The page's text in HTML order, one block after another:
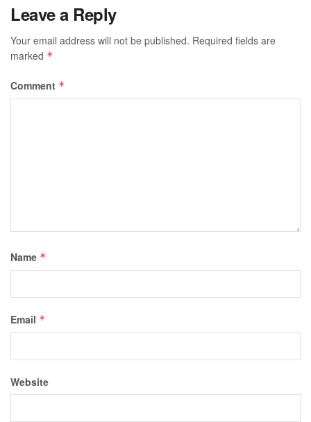
Leave a Reply
Your email address will not be published. Required fields are
marked *
Comment *
Name *
Email *
Website